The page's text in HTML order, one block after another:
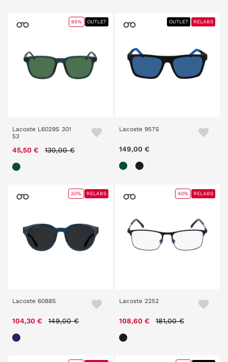
Lacoste L6029S 301
53
45,50 € Price reduced from
130,00 €
65% OUTLET
Lacoste 957S
149,00 €
OUTLET RELABS
Lacoste 6088S
104,30 € Price reduced from
149,00 €
30% RELABS
Lacoste 2252
108,60 € Price reduced from
181,00 €
40% RELABS